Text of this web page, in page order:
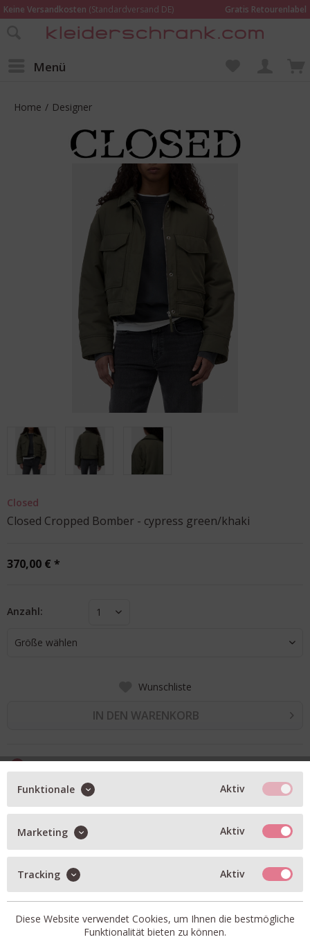
Keine Versandkosten (Standardversand DE)
Gratis Retourenlabel
Online bestellen – im Geschäft in Kempen anprobieren und beraten lassen
Menü
Home / Designer
Closed
Closed Cropped Bomber - cypress green/khaki
370,00 € *
Anzahl: 1
Größe wählen
Wunschliste
IN DEN WARENKORB
BESCHREIBUNG
Cropped Bomber in cypress green/khaki
aus hochwertigem Stoff
edle, wattierte Optik
verkürzte Silhouette mit lockerer Passform
gerader Saum
Reißverschluss, einem spitzen Kragen, langen Ärmeln mit
Raffungen
dezentes Logo auf der Rückseite
Funktionale Aktiv
Marketing Aktiv
Tracking Aktiv
Diese Website verwendet Cookies, um Ihnen die bestmögliche
Funktionalität bieten zu können.